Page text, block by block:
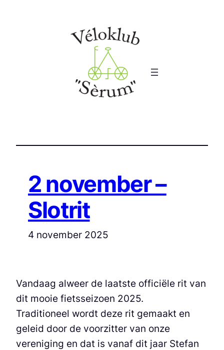
2 november –
Slotrit
4 november 2025
Vandaag alweer de laatste officiële rit van
dit mooie fietsseizoen 2025.
Traditioneel wordt deze rit gemaakt en
geleid door de voorzitter van onze
vereniging en dat is vanaf dit jaar Stefan